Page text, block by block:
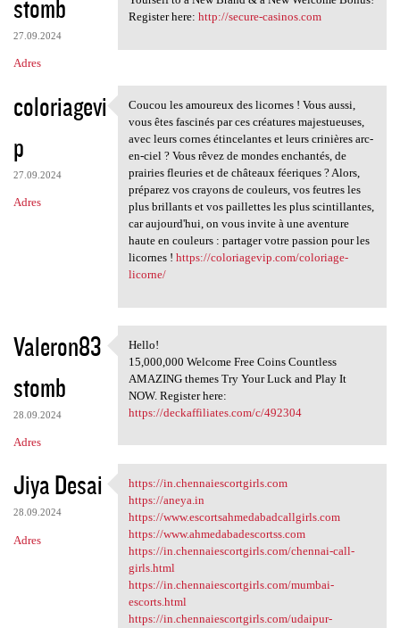
stomb
27.09.2024
Adres
Register here: http://secure-casinos.com
coloriagevi
p
27.09.2024
Adres
Coucou les amoureux des
Coucou les amoureux des licornes ! Vous aussi,
vous êtes fascinés par ces créatures majestueuses,
avec leurs cornes étincelantes et leurs crinières arc-
en-ciel ? Vous rêvez de mondes enchantés, de
prairies fleuries et de châteaux féeriques ? Alors,
préparez vos crayons de couleurs, vos feutres les
plus brillants et vos paillettes les plus scintillantes,
car aujourd'hui, on vous invite à une aventure
haute en couleurs : partager votre passion pour les
licornes ! https://coloriagevip.com/coloriage-
licorne/
Valeron83
stomb
28.09.2024
Adres
Hello!
Hello!
15,000,000 Welcome Free Coins Countless
AMAZING themes Try Your Luck and Play It
NOW. Register here:
https://deckaffiliates.com/c/492304
Jiya Desai
28.09.2024
Adres
https://in.chennaiescortgirls
https://in.chennaiescortgirls.com
https://aneya.in
https://www.escortsahmedabadcallgirls.com
https://www.ahmedabadescortss.com
https://in.chennaiescortgirls.com/chennai-call-
girls.html
https://in.chennaiescortgirls.com/mumbai-
escorts.html
https://in.chennaiescortgirls.com/udaipur-